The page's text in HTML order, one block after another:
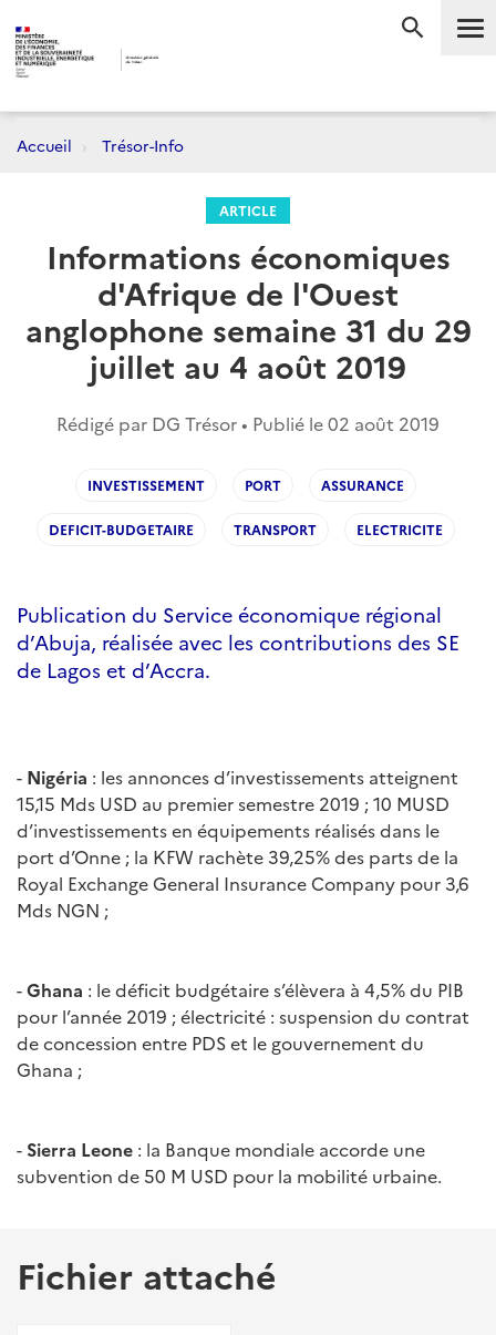
Accueil Trésor-Info
ARTICLE
Informations économiques
d'Afrique de l'Ouest
anglophone semaine 31 du 29
juillet au 4 août 2019
Rédigé par DG Trésor • Publié le02 août 2019
INVESTISSEMENT PORT ASSURANCE
DEFICIT-BUDGETAIRE TRANSPORT ELECTRICITE
Publication du Service économique régional
d’Abuja, réalisée avec les contributions des SE
de Lagos et d’Accra.
- Nigéria : les annonces d’investissements atteignent
15,15 Mds USD au premier semestre 2019 ; 10 MUSD
d’investissements en équipements réalisés dans le
port d’Onne ; la KFW rachète 39,25% des parts de la
Royal Exchange General Insurance Company pour 3,6
Mds NGN ;
-Ghana : le déficit budgétaire s’élèvera à 4,5% du PIB
pour l’année 2019 ; électricité : suspension du contrat
de concession entre PDS et le gouvernement du
Ghana ;
- Sierra Leone : la Banque mondiale accorde une
subvention de 50 M USD pour la mobilité urbaine.
Fichier attaché